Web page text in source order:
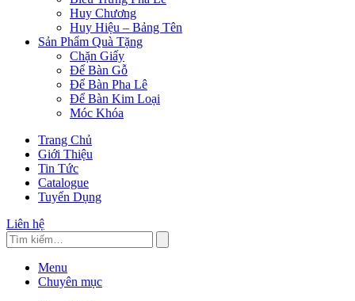
Huy Chương
Huy Hiệu – Bảng Tên
Sản Phẩm Quà Tặng
Chặn Giấy
Để Bàn Gỗ
Để Bàn Pha Lê
Để Bàn Kim Loại
Móc Khóa
Trang Chủ
Giới Thiệu
Tin Tức
Catalogue
Tuyển Dụng
Liên hệ
Menu
Chuyên mục